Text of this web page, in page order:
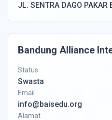
JL. SENTRA DAGO PAKAR
Bandung Alliance
Status
Swasta
Email
info@baisedu.org
Alamat